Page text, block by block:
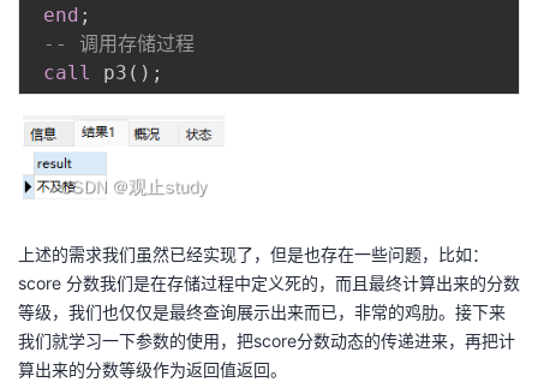
end ;
-- 调用存储过程
call
p3 ( ) ;
上述的需求我们虽然已经实现了，但是也存在一些问题，比如：
score 分数我们是在存储过程中定义死的，而且最终计算出来的分数
等级，我们也仅仅是最终查询展示出来而已，非常的鸡肋。接下来
我们就学习一下参数的使用，把score分数动态的传递进来，再把计
算出来的分数等级作为返回值返回。